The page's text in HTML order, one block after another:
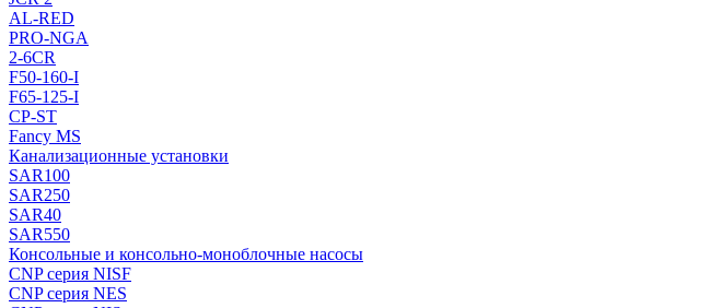
AL-RED
PRO-NGA
2-6CR
F50-160-I
F65-125-I
CP-ST
Fancy MS
Канализационные установки
SAR100
SAR250
SAR40
SAR550
Консольные и консольно-моноблочные насосы
CNP серия NISF
CNP серия NES